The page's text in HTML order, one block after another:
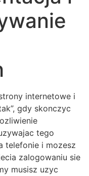
internetowe i
gdy skonczyc
tego
telefonie i mozesz
zalogowaniu sie
musisz uzyc